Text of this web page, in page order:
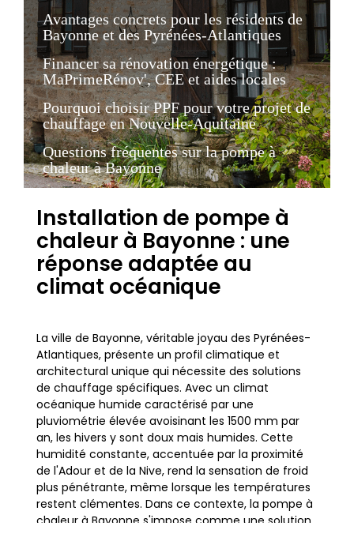
Avantages concrets pour les résidents de
Bayonne et des Pyrénées-Atlantiques
Financer sa rénovation énergétique :
MaPrimeRénov', CEE et aides locales
Pourquoi choisir PPF pour votre projet de
chauffage en Nouvelle-Aquitaine
Questions fréquentes sur la pompe à
chaleur à Bayonne
Installation de pompe à
chaleur à Bayonne : une
réponse adaptée au
climat océanique
La ville de Bayonne, véritable joyau des Pyrénées-
Atlantiques, présente un profil climatique et
architectural unique qui nécessite des solutions
de chauffage spécifiques. Avec un climat
océanique humide caractérisé par une
pluviométrie élevée avoisinant les 1500 mm par
an, les hivers y sont doux mais humides. Cette
humidité constante, accentuée par la proximité
de l'Adour et de la Nive, rend la sensation de froid
plus pénétrante, même lorsque les températures
restent clémentes. Dans ce contexte, la pompe à
chaleur à Bayonne s'impose comme une solution